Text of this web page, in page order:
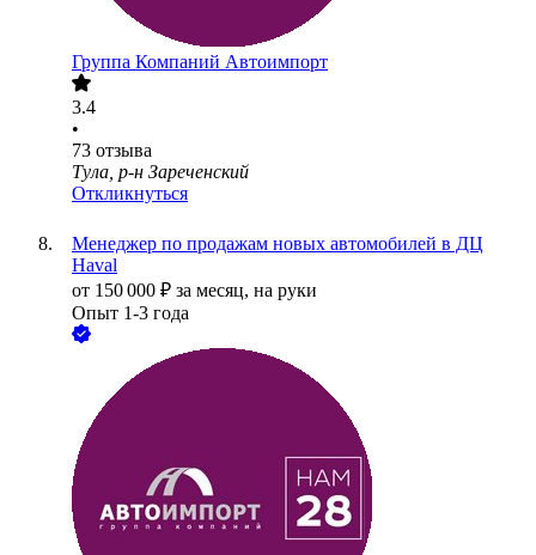
Группа Компаний Автоимпорт
3.4
•
73 отзыва
Тула, р-н Зареченский
Откликнуться
Менеджер по продажам новых автомобилей в ДЦ
Haval
от 150 000 ₽ за месяц, на руки
Опыт 1-3 года